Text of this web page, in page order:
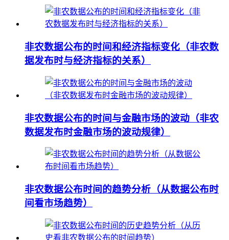
非农数据公布的时间和经济指标变化（非农数
据发布时与经济指标的关系）
非农数据公布的时间与金融市场的波动（非农
数据发布时金融市场的波动规律）
非农数据公布时间的趋势分析（从数据公布时
间看市场趋势）